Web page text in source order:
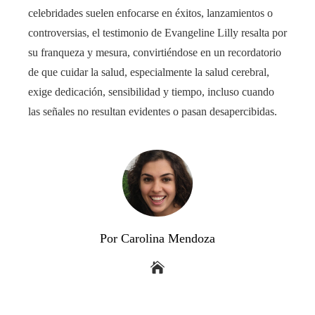
celebridades suelen enfocarse en éxitos, lanzamientos o
controversias, el testimonio de Evangeline Lilly resalta por
su franqueza y mesura, convirtiéndose en un recordatorio
de que cuidar la salud, especialmente la salud cerebral,
exige dedicación, sensibilidad y tiempo, incluso cuando
las señales no resultan evidentes o pasan desapercibidas.
Por Carolina Mendoza